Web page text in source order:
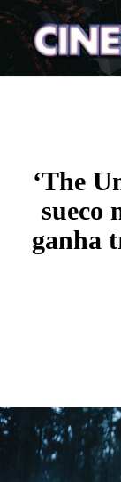
‘The
sueco
ganha